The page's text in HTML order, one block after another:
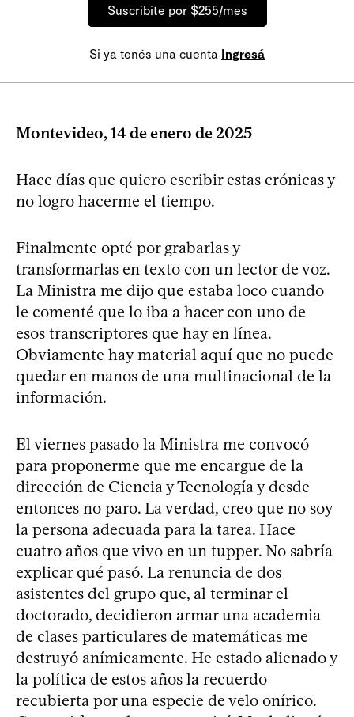
Suscribite por $255/mes
Si ya tenés una cuenta Ingresá
Montevideo, 14 de enero de 2025
Hace días que quiero escribir estas crónicas y
no logro hacerme el tiempo.
Finalmente opté por grabarlas y
transformarlas en texto con un lector de voz.
La Ministra me dijo que estaba loco cuando
le comenté que lo iba a hacer con uno de
esos transcriptores que hay en línea.
Obviamente hay material aquí que no puede
quedar en manos de una multinacional de la
información.
El viernes pasado la Ministra me convocó
para proponerme que me encargue de la
dirección de Ciencia y Tecnología y desde
entonces no paro. La verdad, creo que no soy
la persona adecuada para la tarea. Hace
cuatro años que vivo en un tupper. No sabría
explicar qué pasó. La renuncia de dos
asistentes del grupo que, al terminar el
doctorado, decidieron armar una academia
de clases particulares de matemáticas me
destruyó anímicamente. He estado alienado y
la política de estos años la recuerdo
recubierta por una especie de velo onírico.